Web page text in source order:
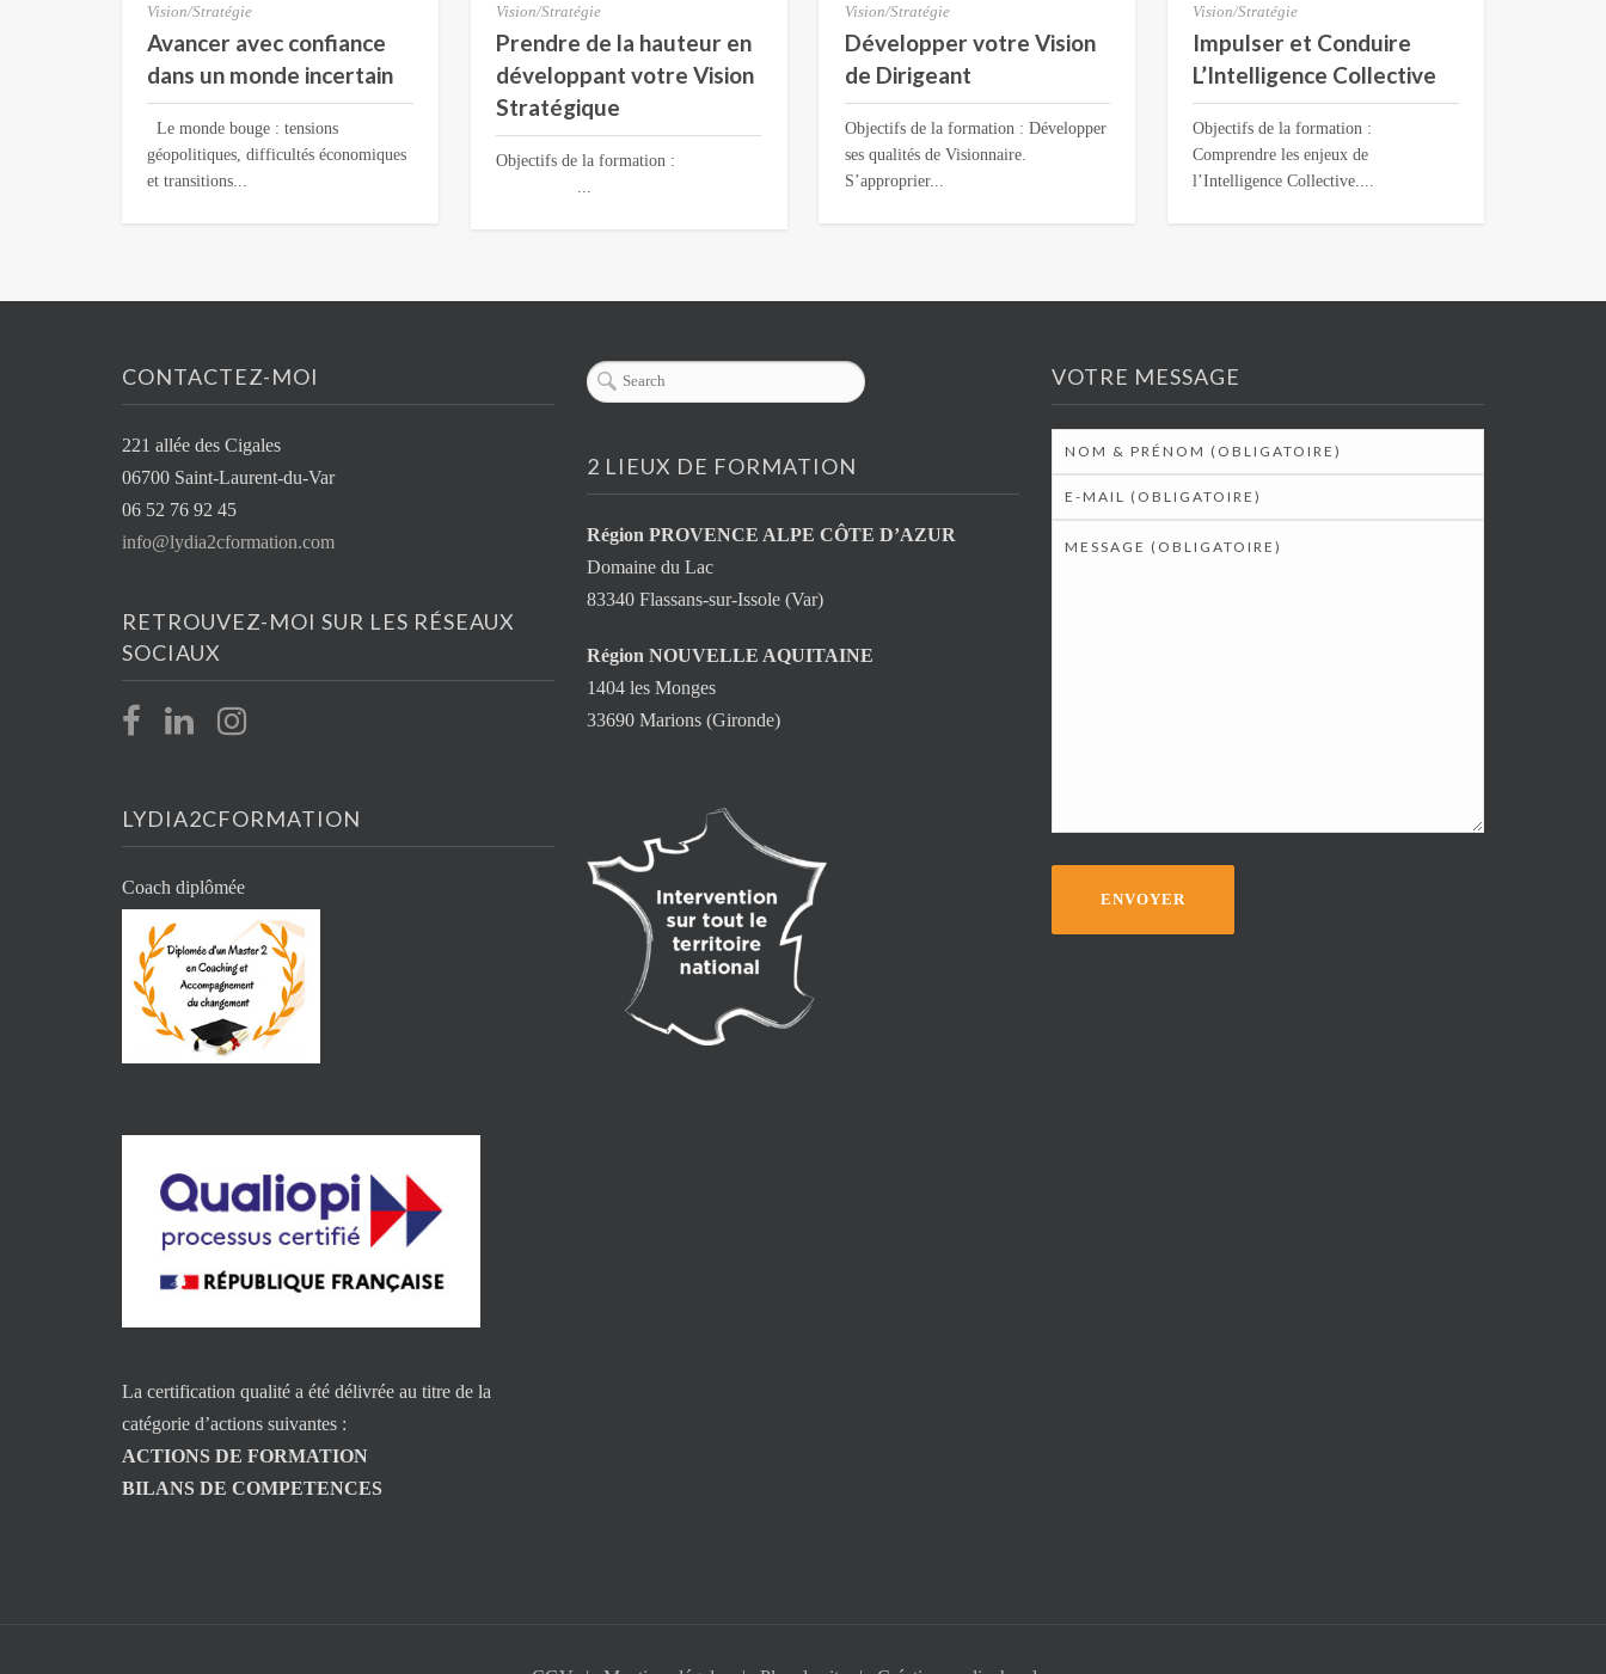
Vision/Stratégie
Avancer avec confiance
dans un monde incertain
Le monde bouge : tensions
géopolitiques, difficultés économiques
et transitions...
Vision/Stratégie
Prendre de la hauteur en
développant votre Vision
Stratégique
Objectifs de la formation :
...
Vision/Stratégie
Développer votre Vision
de Dirigeant
Objectifs de la formation : Développer
ses qualités de Visionnaire.
S’approprier...
Vision/Stratégie
Impulser et Conduire
L’Intelligence Collective
Objectifs de la formation :
Comprendre les enjeux de
l’Intelligence Collective....
CONTACTEZ-MOI
221 allée des Cigales
06700 Saint-Laurent-du-Var
06 52 76 92 45
info@lydia2cformation.com
RETROUVEZ-MOI SUR LES RÉSEAUX
SOCIAUX
LYDIA2CFORMATION
Coach diplômée
La certification qualité a été délivrée au titre de la
catégorie d’actions suivantes :
ACTIONS DE FORMATION
BILANS DE COMPETENCES
2 LIEUX DE FORMATION
Région PROVENCE ALPE CÔTE D’AZUR
Domaine du Lac
83340 Flassans-sur-Issole (Var)
Région NOUVELLE AQUITAINE
1404 les Monges
33690 Marions (Gironde)
VOTRE MESSAGE